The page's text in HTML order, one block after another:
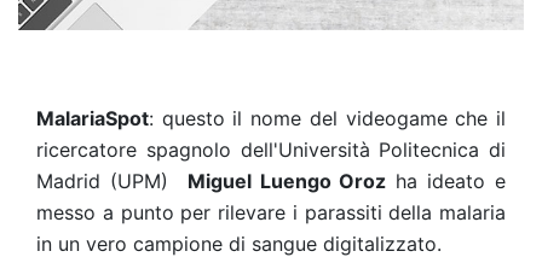
MalariaSpot: questo il nome del videogame che il
ricercatore spagnolo dell'Università Politecnica di
Madrid (UPM) Miguel Luengo Oroz ha ideato e
messo a punto per rilevare i parassiti della malaria
in un vero campione di sangue digitalizzato.